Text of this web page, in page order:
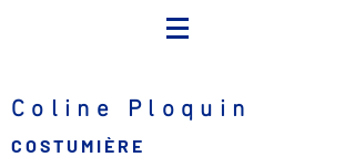
Coline Ploquin
C O S T U M I È R E